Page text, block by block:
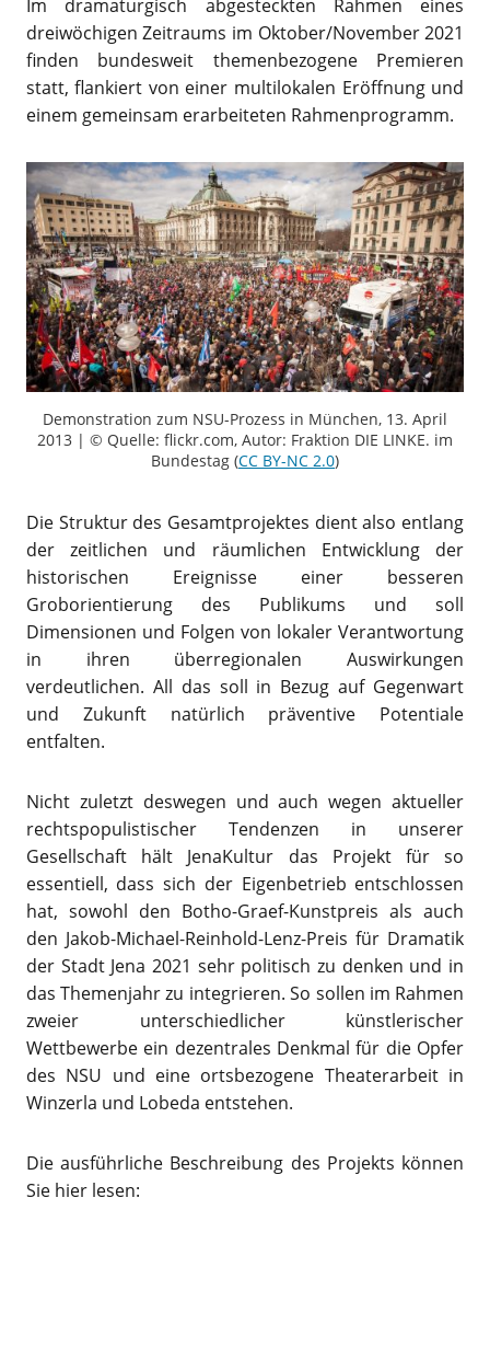
Im dramaturgisch abgesteckten Rahmen eines
dreiwöchigen Zeitraums im Oktober/November 2021
finden bundesweit themenbezogene Premieren
statt, flankiert von einer multilokalen Eröffnung und
einem gemeinsam erarbeiteten Rahmenprogramm.
Demonstration zum NSU-Prozess in München, 13. April
2013 | © Quelle: flickr.com, Autor: Fraktion DIE LINKE. im
Bundestag (CC BY-NC 2.0)
Die Struktur des Gesamtprojektes dient also entlang
der zeitlichen und räumlichen Entwicklung der
historischen Ereignisse einer besseren
Groborientierung des Publikums und soll
Dimensionen und Folgen von lokaler Verantwortung
in ihren überregionalen Auswirkungen
verdeutlichen. All das soll in Bezug auf Gegenwart
und Zukunft natürlich präventive Potentiale
entfalten.
Nicht zuletzt deswegen und auch wegen aktueller
rechtspopulistischer Tendenzen in unserer
Gesellschaft hält JenaKultur das Projekt für so
essentiell, dass sich der Eigenbetrieb entschlossen
hat, sowohl den Botho-Graef-Kunstpreis als auch
den Jakob-Michael-Reinhold-Lenz-Preis für Dramatik
der Stadt Jena 2021 sehr politisch zu denken und in
das Themenjahr zu integrieren. So sollen im Rahmen
zweier unterschiedlicher künstlerischer
Wettbewerbe ein dezentrales Denkmal für die Opfer
des NSU und eine ortsbezogene Theaterarbeit in
Winzerla und Lobeda entstehen.
Die ausführliche Beschreibung des Projekts können
Sie hier lesen: